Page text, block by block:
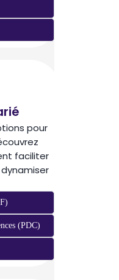
pour
faciliter
(PDC)